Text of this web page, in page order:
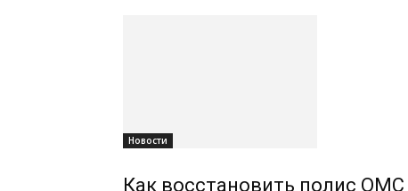
Новости
Как восстановить полис ОМС